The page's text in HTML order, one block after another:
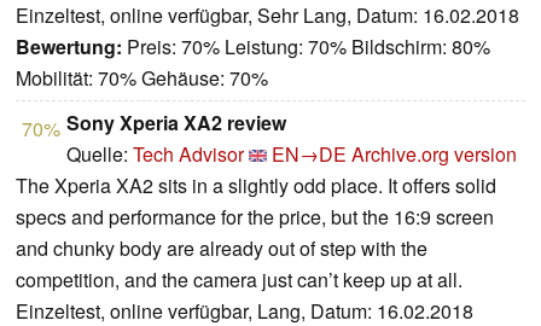
Einzeltest, online verfügbar, Sehr Lang, Datum: 16.02.2018
Bewertung: Preis: 70% Leistung: 70% Bildschirm: 80%
Mobilität: 70% Gehäuse: 70%
70% Sony Xperia XA2 review
Quelle: Tech Advisor EN→DE Archive.org version
The Xperia XA2 sits in a slightly odd place. It offers solid
specs and performance for the price, but the 16:9 screen
and chunky body are already out of step with the
competition, and the camera just can’t keep up at all.
Einzeltest, online verfügbar, Lang, Datum: 16.02.2018